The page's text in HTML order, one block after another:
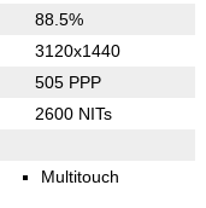
88.5%
3120x1440
505 PPP
2600 NITs
Multitouch